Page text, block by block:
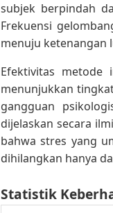
subjek berpindah
Frekuensi
menuju ketenangan
Efektivitas metode
menunjukkan
gangguan
dijelaskan secara
bahwa stres yang
dihilangkan hanya
Statistik